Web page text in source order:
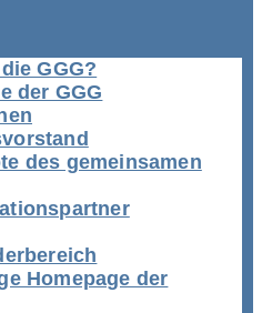
GGG?
der GGG
des gemeinsamen
Homepage der